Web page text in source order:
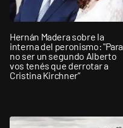
Hernán Madera sobre la
interna del peronismo: "Para
no ser un segundo Alberto
vos tenés que derrotar a
Cristina Kirchner”